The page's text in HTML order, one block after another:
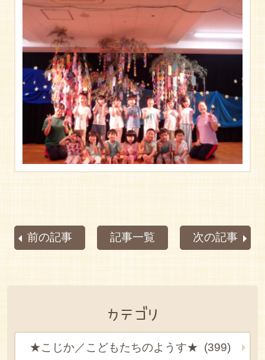
前の記事 記事一覧 次の記事
カテゴリ
★こじか／こどもたちのようす★ (399)